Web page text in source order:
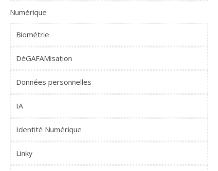
Numérique
Biométrie
DéGAFAMisation
Données personnelles
IA
Identité Numérique
Linky